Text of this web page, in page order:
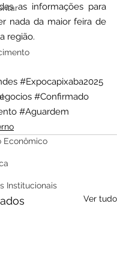
Econômico
Institucionais
as informações para
nada da maior feira de
região.
#Expocapixaba2025
#Confirmado
#Aguardem
Ver tudo